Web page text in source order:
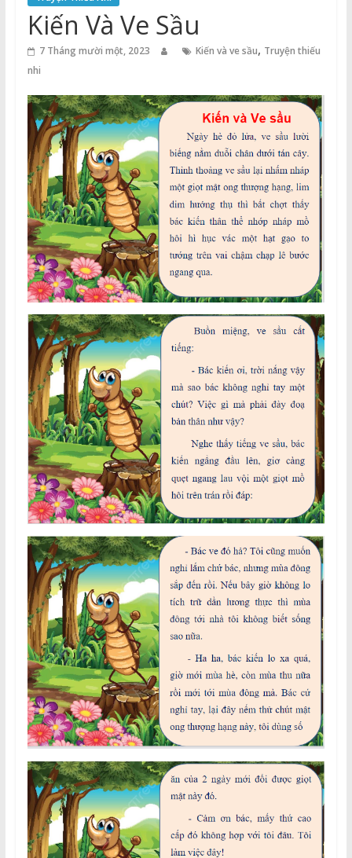
Thuận
Cổng
Vào
Thức
Kiến Và Ve Sầu
7 Tháng mười một, 2023 Kiến và ve sầu, Truyện thiếu
nhi